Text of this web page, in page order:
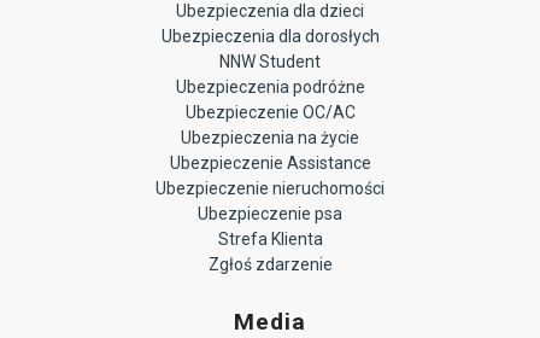
Ubezpieczenia dla dzieci
Ubezpieczenia dla dorosłych
NNW Student
Ubezpieczenia podróżne
Ubezpieczenie OC/AC
Ubezpieczenia na życie
Ubezpieczenie Assistance
Ubezpieczenie nieruchomości
Ubezpieczenie psa
Strefa Klienta
Zgłoś zdarzenie
Media